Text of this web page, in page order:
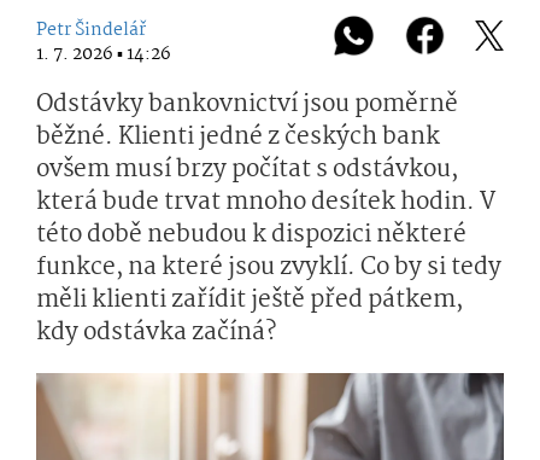
Petr Šindelář
1. 7. 2026 ▪ 14:26
Odstávky bankovnictví jsou poměrně
běžné. Klienti jedné z českých bank
ovšem musí brzy počítat s odstávkou,
která bude trvat mnoho desítek hodin. V
této době nebudou k dispozici některé
funkce, na které jsou zvyklí. Co by si tedy
měli klienti zařídit ještě před pátkem,
kdy odstávka začíná?